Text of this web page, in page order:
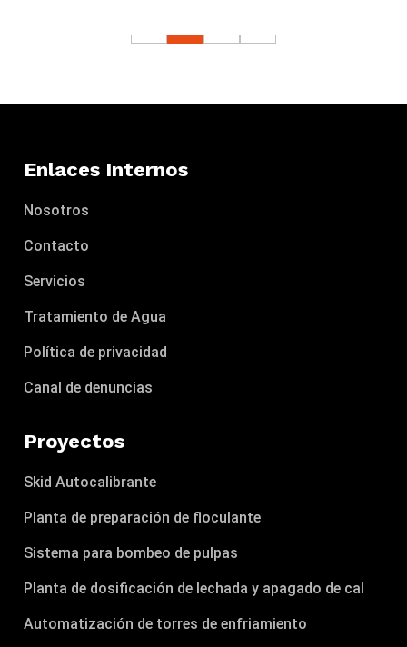
Enlaces Internos
Nosotros
Contacto
Servicios
Tratamiento de Agua
Política de privacidad
Canal de denuncias
Proyectos
Skid Autocalibrante
Planta de preparación de floculante
Sistema para bombeo de pulpas
Planta de dosificación de lechada y apagado de cal
Automatización de torres de enfriamiento